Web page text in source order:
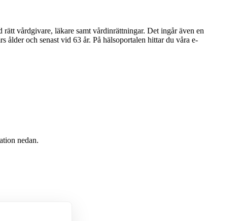
vårdgivare, läkare samt vårdinrättningar. Det ingår även en
och senast vid 63 år. På hälsoportalen hittar du våra e-
nedan.